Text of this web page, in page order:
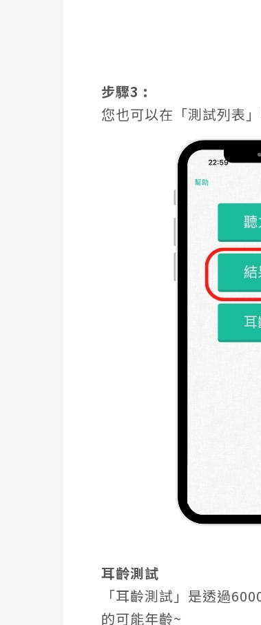
步驟3 :
您也可以在「測試列表
耳齡測試
「耳齡測試」是透過
的可能年齡~